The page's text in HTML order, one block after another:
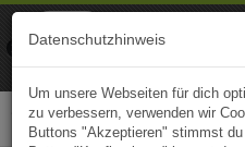
Datenschutzhinweis
Um unsere Webseiten für dich
zu verbessern, verwenden wir
Buttons "Akzeptieren" stimmst
Naviki